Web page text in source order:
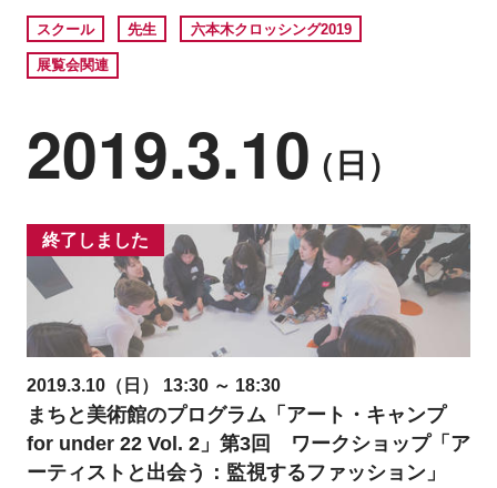
スクール 先生 六本木クロッシング2019
展覧会関連
2019.3.10（日）
終了しました
2019.3.10（日） 13:30 ～ 18:30
まちと美術館のプログラム「アート・キャンプ
for under 22 Vol. 2」第3回 ワークショップ「ア
ーティストと出会う：監視するファッション」